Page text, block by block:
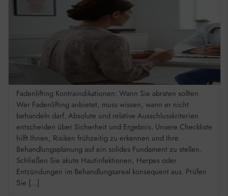
Fadenlifting Kontraindikationen: Wann Sie abraten sollten
Wer Fadenlifting anbietet, muss wissen, wann er nicht
behandeln darf. Absolute und relative Ausschlusskriterien
entscheiden über Sicherheit und Ergebnis. Unsere Checkliste
hilft Ihnen, Risiken frühzeitig zu erkennen und Ihre
Behandlungsplanung auf ein solides Fundament zu stellen.
Schließen Sie akute Hautinfektionen, Herpes oder
Entzündungen im Behandlungsareal konsequent aus. Prüfen
Sie […]